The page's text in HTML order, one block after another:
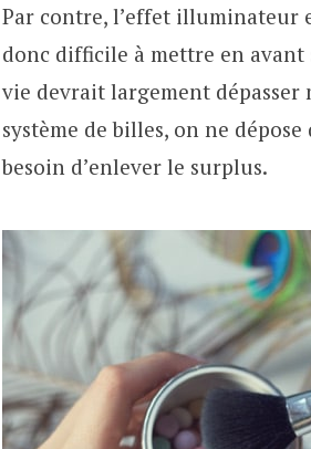
Par contre, l’effet illuminateur
donc difficile à mettre en avant
vie devrait largement dépasser
système de billes, on ne
besoin d’enlever le surplus.